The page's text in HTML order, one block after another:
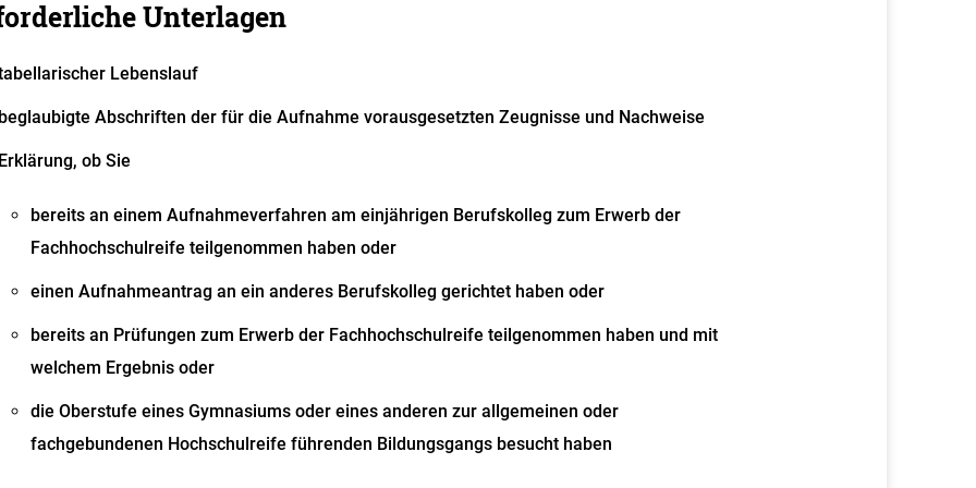
Unterlagen
Lebenslauf
Abschriften der für die Aufnahme vorausgesetzten Zeugnisse und Nachweise
ob Sie
bereits an einem Aufnahmeverfahren am einjährigen Berufskolleg zum Erwerb der
Fachhochschulreife teilgenommen haben oder
einen Aufnahmeantrag an ein anderes Berufskolleg gerichtet haben oder
bereits an Prüfungen zum Erwerb der Fachhochschulreife teilgenommen haben und mit
welchem Ergebnis oder
die Oberstufe eines Gymnasiums oder eines anderen zur allgemeinen oder
fachgebundenen Hochschulreife führenden Bildungsgangs besucht haben